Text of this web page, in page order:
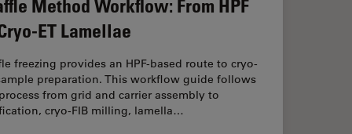
Method Workflow: From HPF
ET Lamellae
freezing provides an HPF-based route to cryo-
preparation. This workflow guide follows
from grid and carrier assembly to
cryo-FIB milling, lamella…